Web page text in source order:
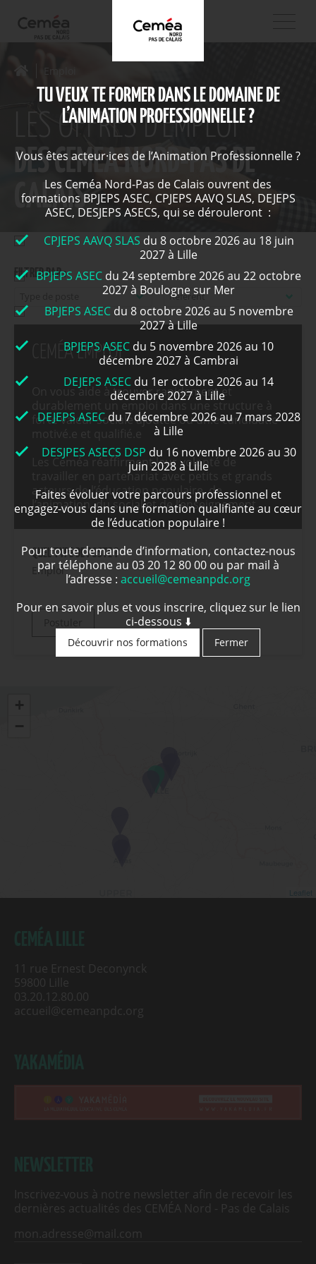
LES OFFRES D'EMPLOI
DES CEMEA NORD-PAS DE
CALAIS
FILTRER PAR :
CEMÉA EMPLOI
On vous aide à trouver rapidement et
durablement un emploi dans une structure à
forte valeur sociale ajoutée ou un.e candidat.e
Les Ceméa réaffirment leur volonté de
travailler en partenariat avec petits et grands
acteurs de l’éducation populaire, de
l’animation, du social et de l’enseignement.
QUEL TYPE DE POSTE ?
Emploi
+
−
Leaflet
11 rue Ernest Deconynck
59800 Lille
03.20.12.80.00
accueil@cemeanpdc.org
Inscrivez-vous à notre newsletter afin de recevoir les
dernières actualités des CEMÉA Nord - Pas de Calais
TU VEUX TE FORMER DANS LE DOMAINE DE
L’ANIMATION PROFESSIONNELLE ?
Vous êtes acteur·ices de l’Animation Professionnelle ?
Les Ceméa Nord-Pas de Calais ouvrent des
formations BPJEPS ASEC, CPJEPS AAVQ SLAS, DEJEPS
ASEC, DESJEPS ASECS, qui se dérouleront :
CPJEPS AAVQ SLAS du 8 octobre 2026 au 18 juin
2027 à Lille
BPJEPS ASEC du 24 septembre 2026 au 22 octobre
2027 à Boulogne sur Mer
BPJEPS ASECdu 8 octobre 2026 au 5 novembre
2027 à Lille
BPJEPS ASEC du 5 novembre 2026 au 10
décembre 2027 à Cambrai
DEJEPS ASEC du 1er octobre 2026 au 14
décembre 2027 à Lille
DEJEPS ASECdu 7 décembre 2026 au 7 mars 2028
à Lille
DESJPES ASECS DSP du 16 novembre 2026 au 30
juin 2028 à Lille
Faites évoluer votre parcours professionnel et
engagez-vous dans une formation qualifiante au cœur
de l’éducation populaire !
Pour toute demande d’information, contactez-nous
par téléphone au 03 20 12 80 00 ou par mail à
l’adresse : accueil@cemeanpdc.org
Pour en savoir plus et vous inscrire, cliquez sur le lien
ci-dessous ⬇️
Découvrir nos formations Fermer